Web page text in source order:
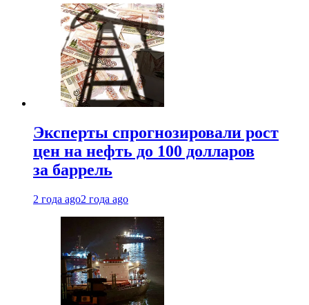
Эксперты спрогнозировали рост
цен на нефть до 100 долларов
за баррель
2 года ago2 года ago